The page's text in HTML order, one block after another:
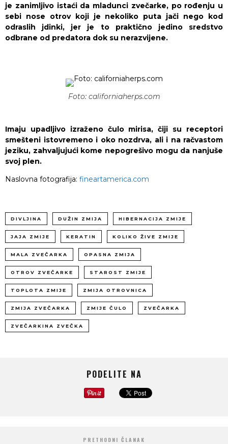
je zanimljivo istaći da mladunci zvečarke, po rođenju u
sebi nose otrov koji je nekoliko puta jači nego kod
odraslih jdinki, jer je to praktično jedino sredstvo
odbrane od predatora dok su nerazvijene.
Foto: californiaherps.com
Imaju upadljivo izraženo čulo mirisa, čiji su receptori
smešteni istovremeno i oko nozdrva, ali i na račvastom
jeziku, zahvaljujući kome nepogrešivo mogu da nanjuše
svoj plen.
Naslovna fotografija: fineartamerica.com
DIVLJINA DUŽIN ZMIJA HIBERNACIJA ZMIJE
JAJA ZMIJE KERATIN KOLIKO ŽIVE ZMIJE
MALA ZVEČARKA OPASNA ZMIJA
OTROV ZVEČARKE STAROST ZMIJE
TOPLOTA ZMIJE ZMIJA OTROVNICA
ZMIJA ZVEČARKA ZMIJE ČULO ZVEČARKA
ZVEČARKINA ZVEČKA
PODELITE NA
PRETHODNI ČLANAK